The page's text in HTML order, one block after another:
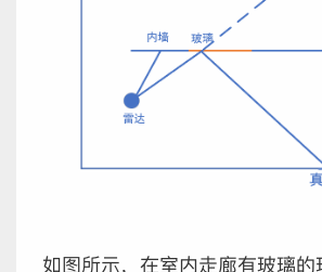
如图所示，在室内走廊有玻璃